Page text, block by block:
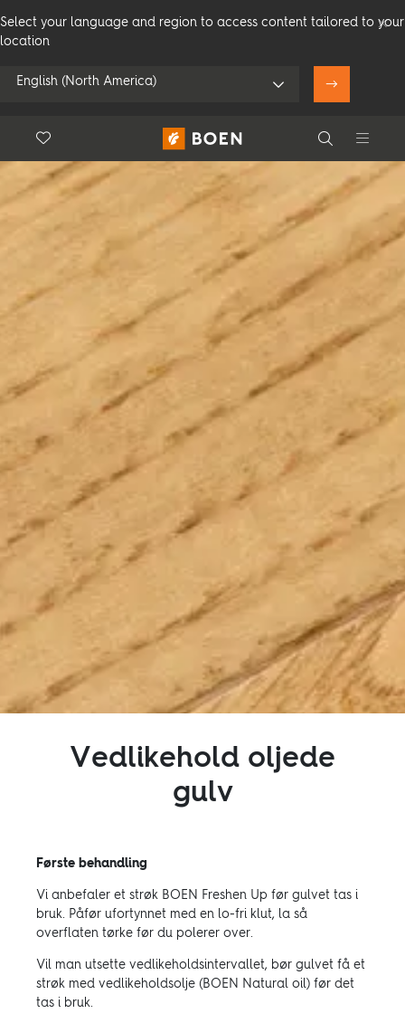
Select your language and region to access content tailored to your
location
English (North America)
Bruk min posisjon
Se alle forhandlere
Search
Search
Floor.Wishlist
Profesjonelle
Produkter
Inspirasjon
Bærekraft
Teknisk
Følg oss:
Facebook LinkedinYoutube
Vedlikehold oljede
gulv
Første behandling
Vi anbefaler et strøk BOEN Freshen Up før gulvet tas i
bruk. Påfør ufortynnet med en lo-fri klut, la så
overflaten tørke før du polerer over.
Vil man utsette vedlikeholdsintervallet, bør gulvet få et
strøk med vedlikeholdsolje (BOEN Natural oil) før det
tas i bruk.